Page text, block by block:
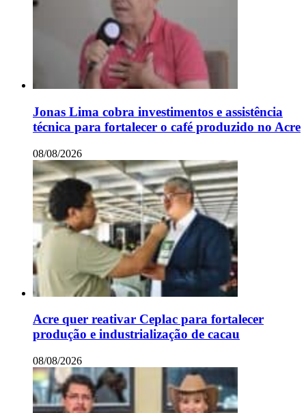
Jonas Lima cobra investimentos e assistência
técnica para fortalecer o café produzido no Acre
08/08/2026
Acre quer reativar Ceplac para fortalecer
produção e industrialização de cacau
08/08/2026